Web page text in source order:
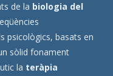
de la biologia del
psicològics, basats en
sòlid fonament
la teràpia